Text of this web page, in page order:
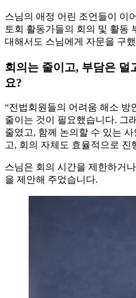
스님의 애정 어린 조언들이 이
토회 활동가들의 회의 및 활동
대해서도 스님에게 자문을 구
회의는 줄이고, 부담은 덜
요?
“전법회원들의 어려움 해소 방
줄이는 것이 필요했습니다. 그
줄였고, 함께 논의할 수 있는
고, 회의 자체도 효율적으로
스님은 회의 시간을 제한하거
을 제안해 주었습니다.